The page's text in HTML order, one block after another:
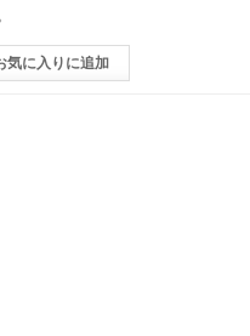
気に入りに追加